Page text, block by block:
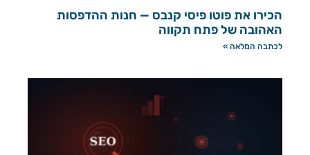
הכירו את פוטו פיסי קנבס — חנות ההדפסות
האהובה של פתח תקווה
לכתבה המלאה »